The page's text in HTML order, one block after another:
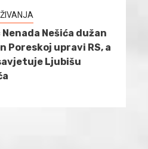
Nešića dužan
Poreskoj upravi RS, a
Ljubišu